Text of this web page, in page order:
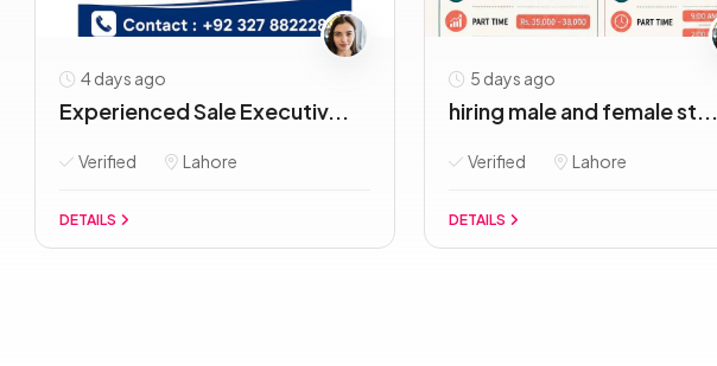
4 days ago
Experienced Sale Executiv...
Verified Lahore
DETAILS
5 days ago
hiring male and female st...
Verified Lahore
DETAILS